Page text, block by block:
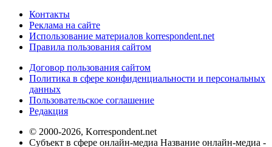
Контакты
Реклама на сайте
Использование материалов korrespondent.net
Правила пользования сайтом
Договор пользования сайтом
Политика в сфере конфиденциальности и персональных
данных
Пользовательское соглашение
Редакция
© 2000-2026, Korrespondent.net
Субъект в сфере онлайн-медиа Название онлайн-медиа -